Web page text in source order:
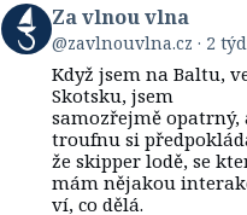
View
post
by
Bluesky
Za vlnou vlna
@zavlnouvlna.cz 2
Když jsem na Baltu,
Skotsku, jsem
samozřejmě opatrný,
troufnu si
že skipper lodě, se
mám nějakou
ví, co dělá.